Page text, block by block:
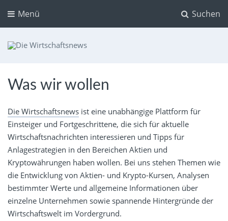
Suchen
Menü
Was wir wollen
Die Wirtschaftsnews ist eine unabhängige Plattform für
Einsteiger und Fortgeschrittene, die sich für aktuelle
Wirtschaftsnachrichten interessieren und Tipps für
Anlagestrategien in den Bereichen Aktien und
Kryptowährungen haben wollen. Bei uns stehen Themen wie
die Entwicklung von Aktien- und Krypto-Kursen, Analysen
bestimmter Werte und allgemeine Informationen über
einzelne Unternehmen sowie spannende Hintergründe der
Wirtschaftswelt im Vordergrund.